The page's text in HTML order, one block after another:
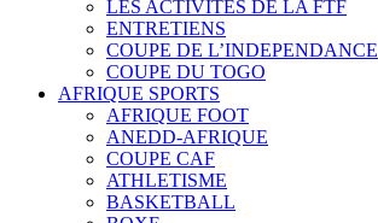
LES ACTIVITES DE LA FTF
ENTRETIENS
COUPE DE L’INDEPENDANCE
COUPE DU TOGO
AFRIQUE SPORTS
AFRIQUE FOOT
ANEDD-AFRIQUE
COUPE CAF
ATHLETISME
BASKETBALL